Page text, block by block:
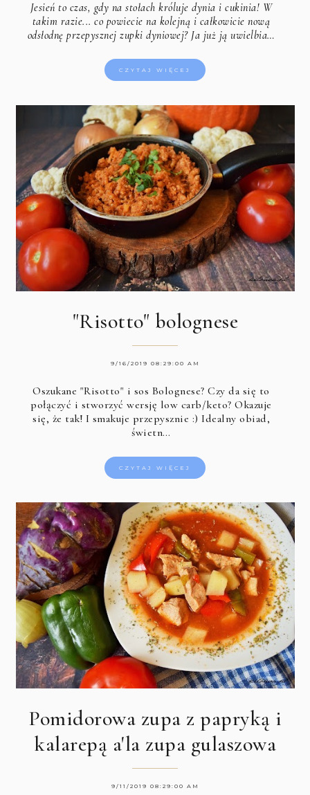
Jesień to czas, gdy na stołach króluje dynia i cukinia! W
takim razie... co powiecie na kolejną i całkowicie nową
odsłodnę przepysznej zupki dyniowej? Ja już ją uwielbia…
CZYTAJ WIĘCEJ
"Risotto" bolognese
9/16/2019 08:29:00 AM
Oszukane "Risotto" i sos Bolognese? Czy da się to
połączyć i stworzyć wersję low carb/keto? Okazuje
się, że tak! I smakuje przepysznie :) Idealny obiad,
świetn…
CZYTAJ WIĘCEJ
Pomidorowa zupa z papryką i
kalarepą a'la zupa gulaszowa
9/11/2019 08:29:00 AM